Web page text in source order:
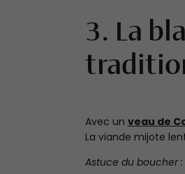
3. La
Avec un veau de
La viande mijote
Astuce du boucher :